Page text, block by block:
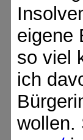
eigene
so viel
ich
wollen.